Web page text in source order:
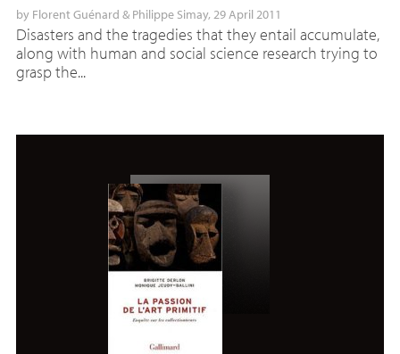
by Florent Guénard & Philippe Simay, 29 April 2011
Disasters and the tragedies that they entail accumulate,
along with human and social science research trying to
grasp the...